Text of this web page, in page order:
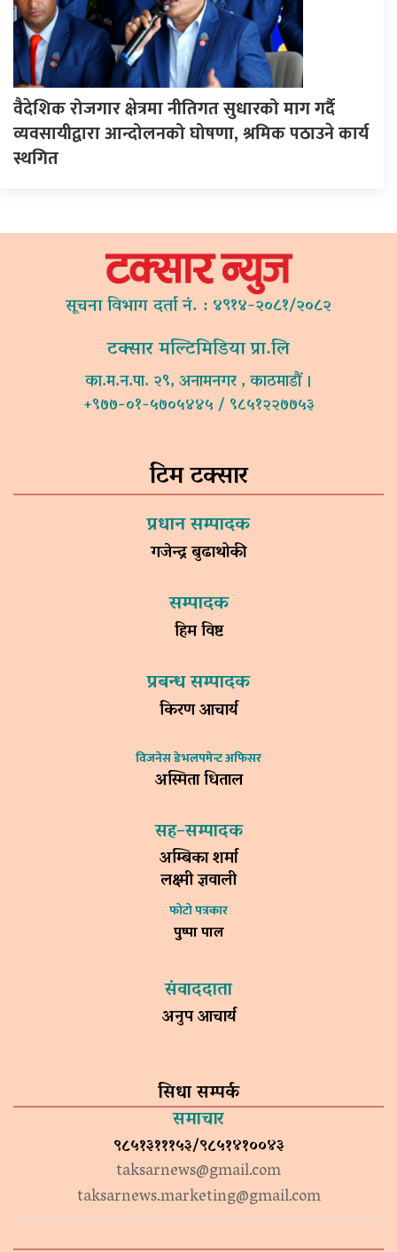
वैदेशिक रोजगार क्षेत्रमा नीतिगत सुधारको माग गर्दै
व्यवसायीद्वारा आन्दोलनको घोषणा, श्रमिक पठाउने कार्य
स्थगित
सूचना विभाग दर्ता नं. : ४९१४-२०८१/२०८२
टक्सार मल्टिमिडिया प्रा.लि
का.म.न.पा. २९, अनामनगर , काठमाडौं ।
+९७७-०१-५७०५४४५ / ९८५१२२७७५३
टिम टक्सार
प्रधान सम्पादक
गजेन्द्र बुढाथोकी
सम्पादक
हिम विष्ट
प्रबन्ध सम्पादक
किरण आचार्य
विजनेस डेभलपमेन्ट अफिसर
अस्मिता धिताल
सह–सम्पादक
अम्बिका शर्मा
लक्ष्मी ज्ञवाली
फोटो पत्रकार
पुष्पा पाल
संवाददाता
अनुप आचार्य
सिधा सम्पर्क
समाचार
९८५१३१११५३/९८५१४१००४३
taksarnews@gmail.com
taksarnews.marketing@gmail.com